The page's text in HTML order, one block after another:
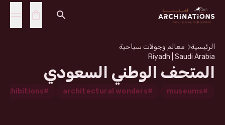
الرئيسية معالم وجولات سياحية
Riyadh | Saudi Arabia
المتحف الوطني السعودي
#museums
#architectural wonders
#exhibitions